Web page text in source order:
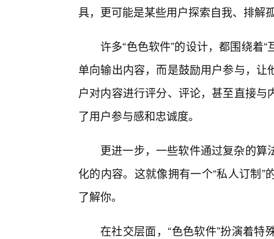
具，更可能是某些用户探索自我、排解
许多“色色软件”的设计，都围绕着
单向输出内容，而是鼓励用户参与，
户对内容进行评分、评论，甚至直接
了用户参与感和忠诚度。
更进一步，一些软件通过复杂的
化的内容。这就像拥有一个“私人订制
了解你。
在社交层面，“色色软件”扮演着